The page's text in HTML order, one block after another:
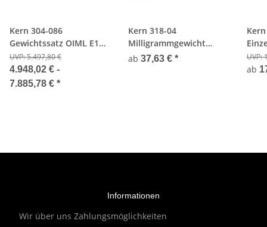
Kern 304-086
Gewichtssatz OIML E1
Edelstahl -
1000/5000000 mg -
Aluminium-Koffer
UVP:5.497,80 €
4.948,02 € -
7.885,78 € *
Kern 318-04
Milligrammgewicht
OIML E2 Edelstahl -
ab 37,63 € * UVP:
ab
Informationen
Wir über uns Zahlungsmöglichkeiten